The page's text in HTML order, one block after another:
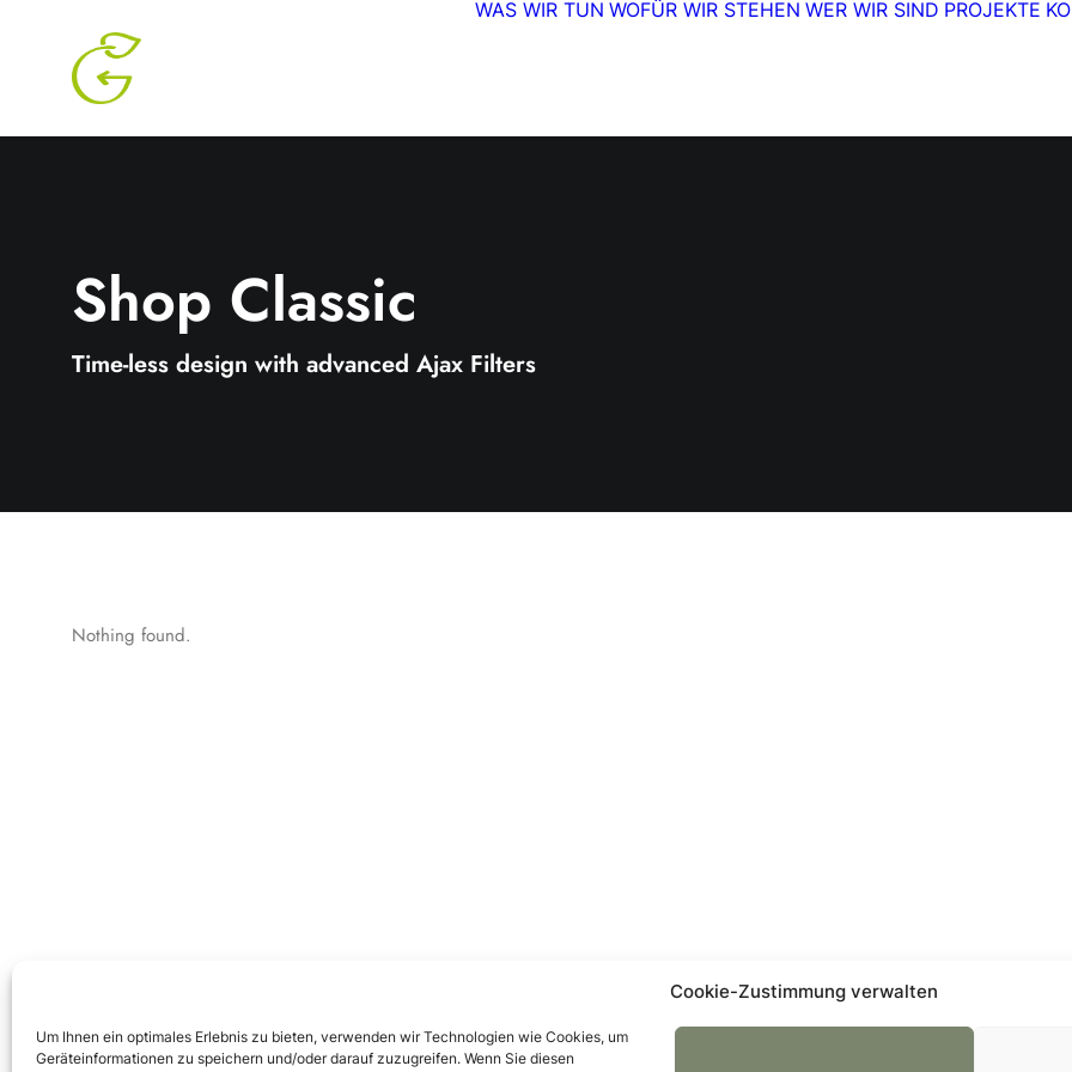
Cookie-Zustimmung verwalten
Um Ihnen ein optimales Erlebnis zu bieten, verwenden wir Technologien wie Cookies, um
Geräteinformationen zu speichern und/oder darauf zuzugreifen. Wenn Sie diesen
WAS WIR TUN WOFÜR WIR STEHEN WER WIR SIND PROJEKTE
Shop Classic
Time-less design with advanced Ajax Filters
Nothing found.